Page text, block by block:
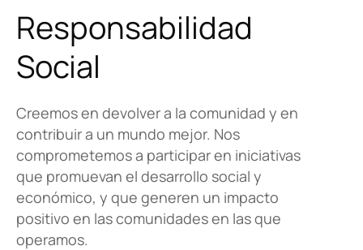
Responsabilidad
Social
Creemos en devolver a la comunidad y en
contribuir a un mundo mejor. Nos
comprometemos a participar en iniciativas
que promuevan el desarrollo social y
económico, y que generen un impacto
positivo en las comunidades en las que
operamos.